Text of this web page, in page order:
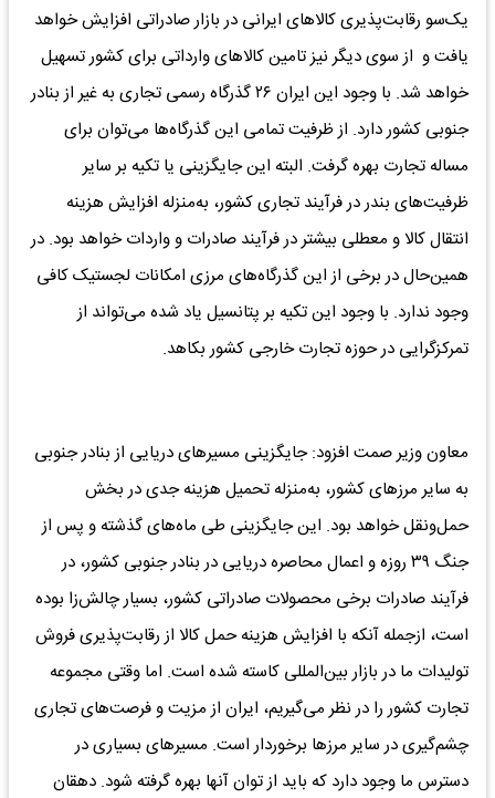
یک‌سو رقابت‌پذیری کالاهای ایرانی در بازار صادراتی افزایش خواهد
یافت و از سوی دیگر نیز تامین کالاهای وارداتی برای کشور تسهیل
خواهد شد. با وجود این ایران ۲۶ گذرگاه رسمی تجاری به غیر از بنادر
جنوبی کشور دارد. از ظرفیت تمامی این گذرگاه‌ها می‌توان برای
مساله تجارت بهره گرفت. البته این جایگزینی یا تکیه بر سایر
ظرفیت‌های بندر در فرآیند تجاری کشور، به‌منزله افزایش هزینه
انتقال کالا و معطلی بیشتر در فرآیند صادرات و واردات خواهد بود. در
همین‌حال در برخی از این گذرگاه‌های مرزی امکانات لجستیک کافی
وجود ندارد. با وجود این تکیه بر پتانسیل یاد شده می‌تواند از
تمرکزگرایی در حوزه تجارت خارجی کشور بکاهد.
معاون وزیر صمت افزود: جایگزینی مسیرهای دریایی از بنادر جنوبی
به سایر مرزهای کشور، به‌منزله تحمیل هزینه جدی در بخش
حمل‌ونقل خواهد بود. این جایگزینی طی ماه‌های گذشته و پس از
جنگ ۳۹ روزه و اعمال محاصره دریایی در بنادر جنوبی کشور، در
فرآیند صادرات برخی محصولات صادراتی کشور، بسیار چالش‌زا بوده
است، ازجمله آنکه با افزایش هزینه حمل کالا از رقابت‌پذیری فروش
تولیدات ما در بازار بین‌المللی کاسته شده است. اما وقتی مجموعه
تجارت کشور را در نظر می‌گیریم، ایران از مزیت و فرصت‌های تجاری
چشم‌گیری در سایر مرزها برخوردار است. مسیرهای بسیاری در
دسترس ما وجود دارد که باید از توان آنها بهره گرفته شود. دهقان